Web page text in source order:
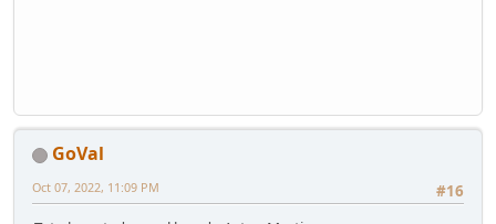
GoVal
#16
Oct 07, 2022, 11:09 PM